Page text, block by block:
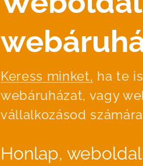
Keress minket, ha te
webáruházat, vagy
vállalkozásod
Honlap,